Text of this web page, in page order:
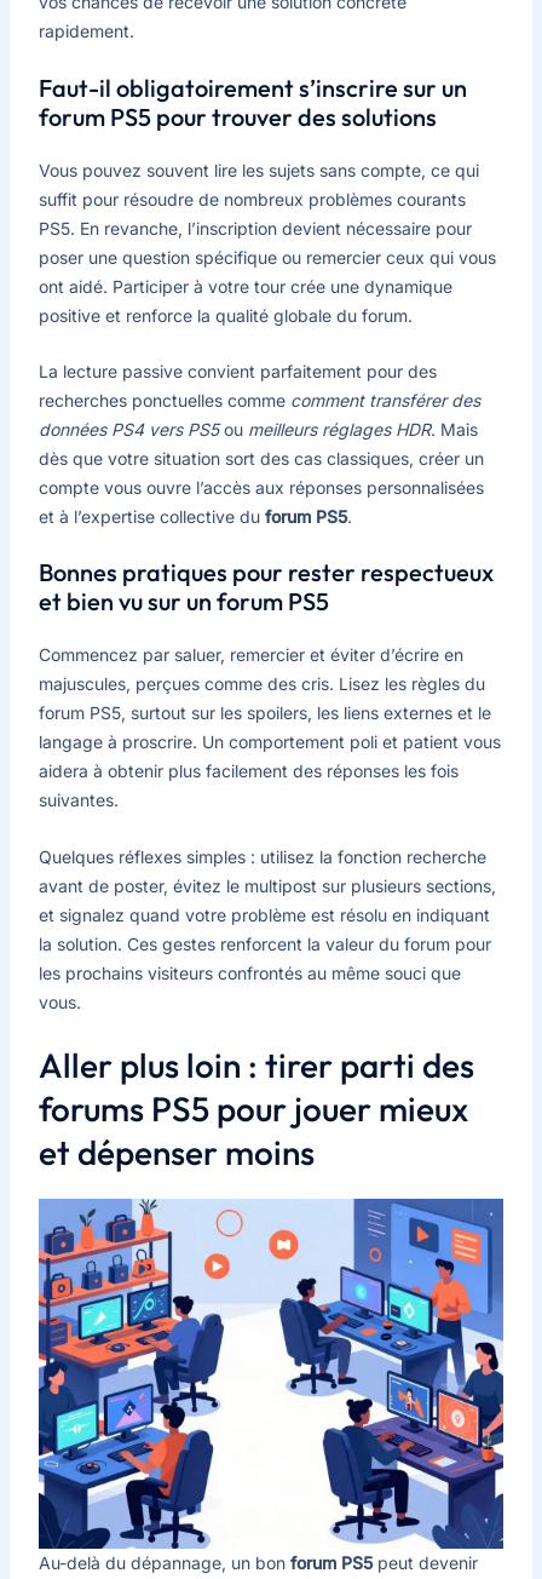
rapidement.
Faut-il obligatoirement s’inscrire sur un
forum PS5 pour trouver des solutions
Vous pouvez souvent lire les sujets sans compte, ce qui
suffit pour résoudre de nombreux problèmes courants
PS5. En revanche, l’inscription devient nécessaire pour
poser une question spécifique ou remercier ceux qui vous
ont aidé. Participer à votre tour crée une dynamique
positive et renforce la qualité globale du forum.
La lecture passive convient parfaitement pour des
recherches ponctuelles comme comment transférer des
données PS4 vers PS5ou meilleurs réglages HDR. Mais
dès que votre situation sort des cas classiques, créer un
compte vous ouvre l’accès aux réponses personnalisées
et à l’expertise collective du forum PS5.
Bonnes pratiques pour rester respectueux
et bien vu sur un forum PS5
Commencez par saluer, remercier et éviter d’écrire en
majuscules, perçues comme des cris. Lisez les règles du
forum PS5, surtout sur les spoilers, les liens externes et le
langage à proscrire. Un comportement poli et patient vous
aidera à obtenir plus facilement des réponses les fois
suivantes.
Quelques réflexes simples : utilisez la fonction recherche
avant de poster, évitez le multipost sur plusieurs sections,
et signalez quand votre problème est résolu en indiquant
la solution. Ces gestes renforcent la valeur du forum pour
les prochains visiteurs confrontés au même souci que
vous.
Aller plus loin : tirer parti des
forums PS5 pour jouer mieux
et dépenser moins
Au-delà du dépannage, un bon forum PS5peut devenir